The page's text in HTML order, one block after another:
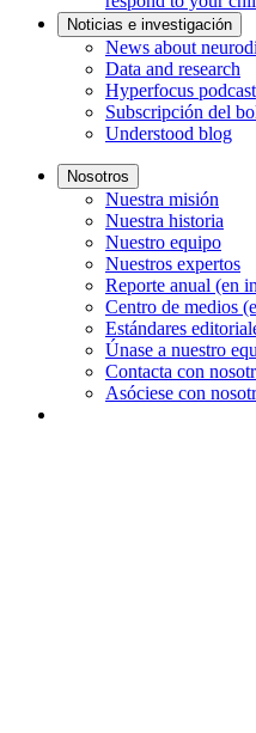
Noticias e investigación
News about
Data and research
Hyperfocus podcast
Subscripción del
Understood blog
Nosotros
Nuestra misión
Nuestra historia
Nuestro equipo
Nuestros expertos
Reporte anual (en
Centro de medios
Estándares
Únase a nuestro
Contacta con
Asóciese con